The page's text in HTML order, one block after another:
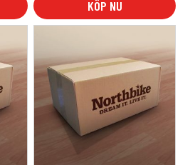
KÖP NU